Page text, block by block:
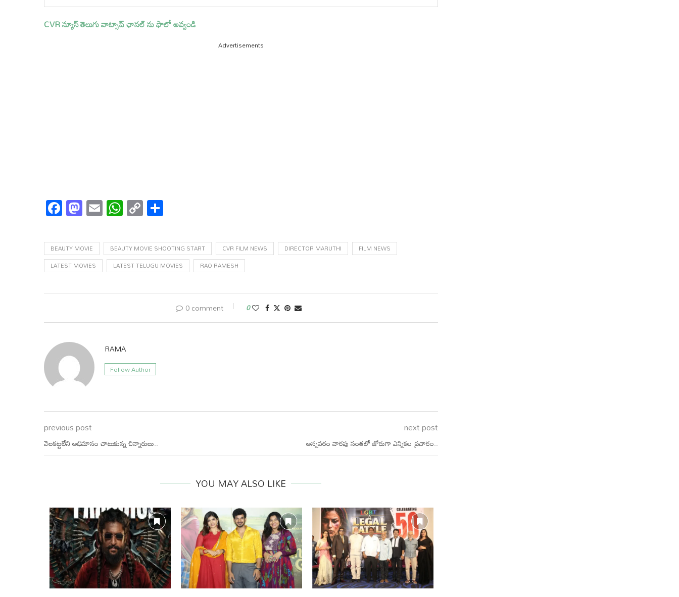
CVR న్యూస్ తెలుగు వాట్సాప్ ఛానల్ ను ఫాలో అవ్వండి
Advertisements
Facebook
Mastodon
EmailWhatsApp
Copy
Link
BEAUTY MOVIE BEAUTY MOVIE SHOOTING START CVR FILM NEWS DIRECTOR MARUTHI
FILM NEWS
LATEST MOVIES
LATEST TELUGU MOVIES RAO RAMESH
0 comment 0
RAMA
Follow Author
previous post
వెలకట్టలేని అభిమానం చాటుకున్న చిన్నారులు..
next post
అన్నవరం వారపు సంతలో జోరుగా ఎన్నికల ప్రచారం..
YOU MAY ALSO LIKE